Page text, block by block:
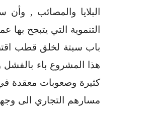
البلايا والمصائب ,
التنموية التي يتبجح
باب سبتة لخلق قطب
هذا المشروع باء بالفشل
كثيرة وصعوبات معقدة
مسارهم التجاري الى